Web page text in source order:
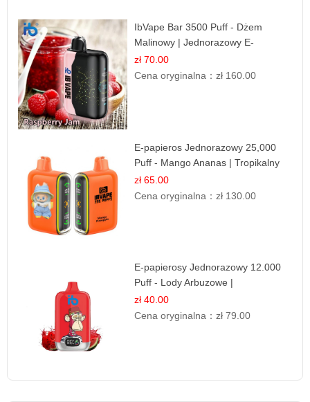
IbVape Bar 3500 Puff - Dżem
Malinowy | Jednorazowy E-
papieros
zł 70.00
Cena oryginalna：zł 160.00
E-papieros Jednorazowy 25,000
Puff - Mango Ananas | Tropikalny
Smak
zł 65.00
Cena oryginalna：zł 130.00
E-papierosy Jednorazowy 12.000
Puff - Lody Arbuzowe |
Orzeźwiający Smak
zł 40.00
Cena oryginalna：zł 79.00